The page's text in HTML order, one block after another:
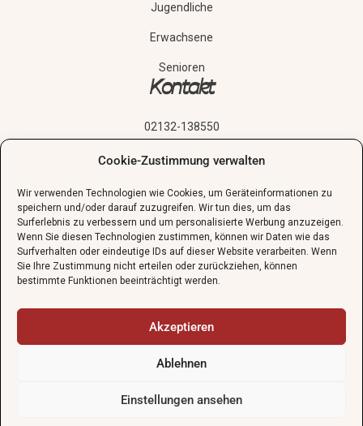
Die Günther-Schule wünscht allen Schülerinnen und Schülern
Cookie-Zustimmung verwalten
Wir verwenden Technologien wie Cookies, um Geräteinformationen zu
speichern und/oder darauf zuzugreifen. Wir tun dies, um das
Surferlebnis zu verbessern und um personalisierte Werbung anzuzeigen.
Wenn Sie diesen Technologien zustimmen, können wir Daten wie das
Surfverhalten oder eindeutige IDs auf dieser Website verarbeiten. Wenn
Sie Ihre Zustimmung nicht erteilen oder zurückziehen, können
bestimmte Funktionen beeinträchtigt werden.
Akzeptieren
Ablehnen
Einstellungen ansehen
Jugendliche
Erwachsene
Senioren
Kontakt
02132-138550
sekretariat@guenther-schule.de
Grünstraße 24, 40667 Meerbusch
Schnupperstunde vereinbaren
AGBs
Günther-Schule Meerbusch GbR. Alle Rechte